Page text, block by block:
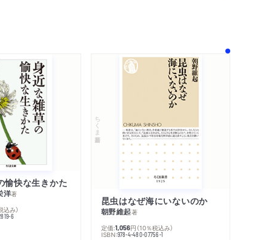
愉快な生きかた
洋著
込み）
6
ちくま新書
昆虫はなぜ海にいないのか
朝野維起著
定価:1,056円 （10％税込み）
ISBN:978-4-480-07756-1